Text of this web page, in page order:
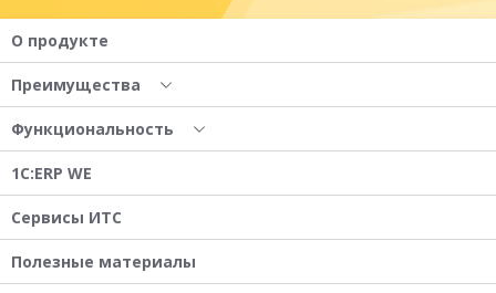
О продукте
Преимущества
Функциональность
1С:ERP WE
Сервисы ИТС
Полезные материалы